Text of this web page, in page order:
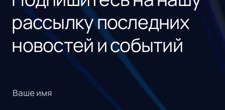
рассылку последних
новостей и событий